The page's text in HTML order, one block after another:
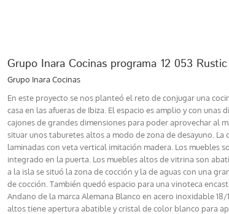
Grupo Inara Cocinas programa 12 053
Grupo Inara Cocinas
En este proyecto se nos planteó el reto de conjugar una
casa en las afueras de Ibiza. El espacio es amplio y con
cajones de grandes dimensiones para poder aprovechar al
situar unos taburetes altos a modo de zona de desayuno.
laminadas con veta vertical imitación madera. Los muebles
integrado en la puerta. Los muebles altos de vitrina son
a la isla se situó la zona de cocción y la de aguas con una
de cocción. También quedó espacio para una vinoteca
Andano de la marca Alemana Blanco en acero inoxidable
altos tiene apertura abatible y cristal de color blanco para